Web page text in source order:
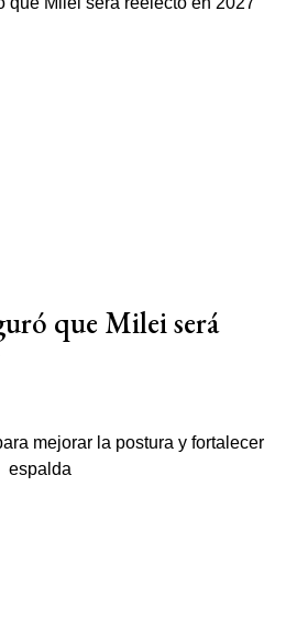
que Milei será